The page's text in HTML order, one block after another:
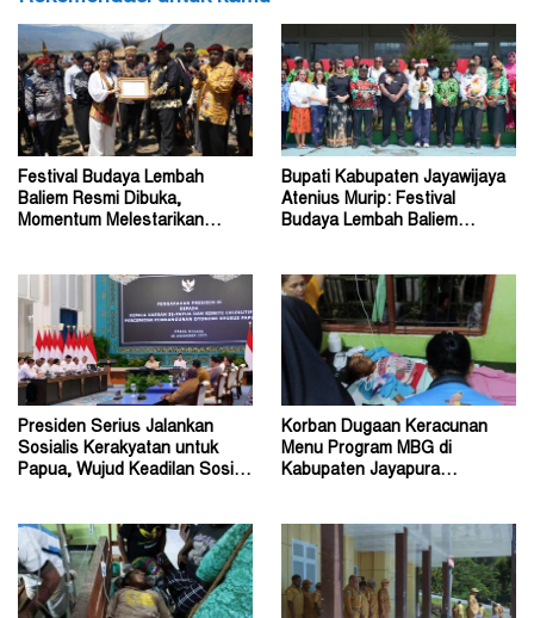
Festival Budaya Lembah
Baliem Resmi Dibuka,
Momentum Melestarikan
Bupati Kabupaten Jayawijaya
Atenius Murip: Festival
Budaya Lembah Baliem
Presiden Serius Jalankan
Sosialis Kerakyatan untuk
Papua, Wujud Keadilan Sosial
Korban Dugaan Keracunan
Menu Program MBG di
Kabupaten Jayapura